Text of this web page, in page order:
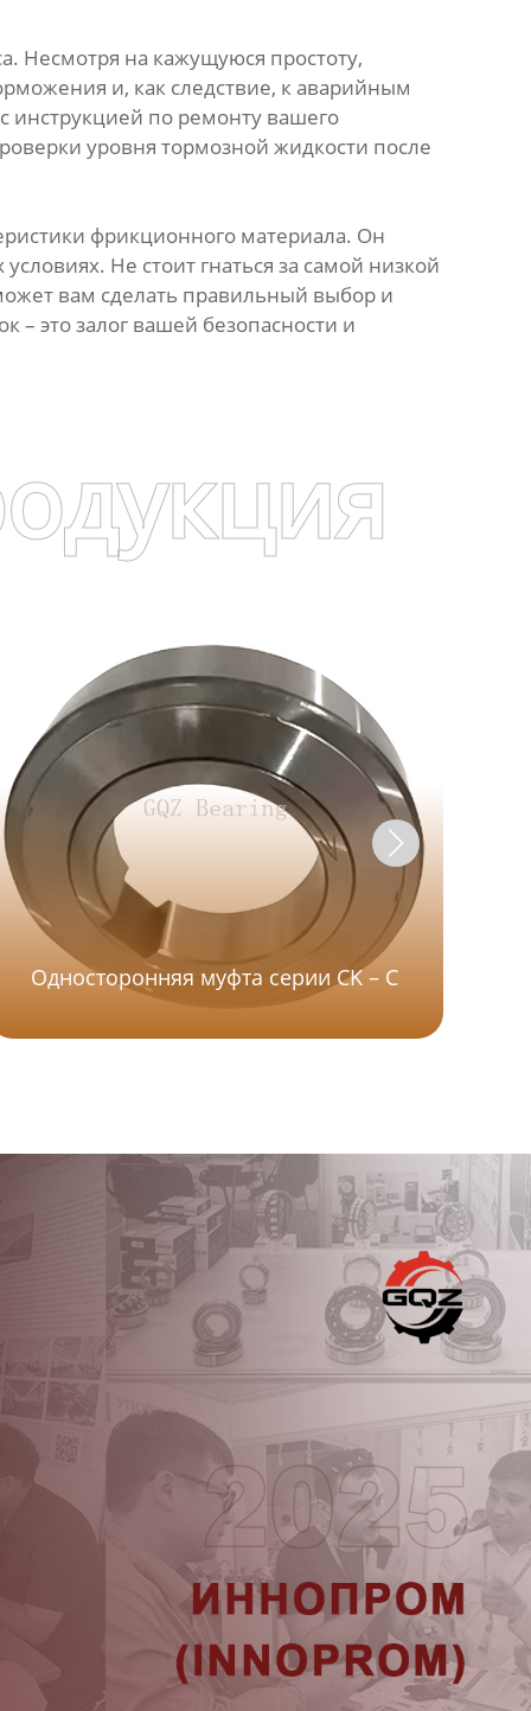
Несмотря на кажущуюся простоту,
и, как следствие, к аварийным
инструкцией по ремонту вашего
уровня тормозной жидкости после
фрикционного материала. Он
Не стоит гнаться за самой низкой
вам сделать правильный выбор и
это залог вашей безопасности и
Односторонняя муфта серии CK – C